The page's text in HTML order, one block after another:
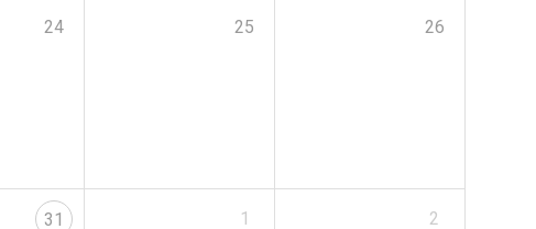
24 25 26
31 1 2